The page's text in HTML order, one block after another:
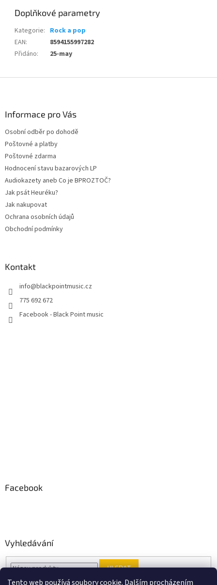
Tento web používá soubory cookie. Dalším procházením
Doplňkové parametry
Kategorie: Rock a pop
EAN:
8594155997282
Přidáno: 25-may
Informace pro Vás
Osobní odběr po dohodě
Poštovné a platby
Poštovné zdarma
Hodnocení stavu bazarových LP
Audiokazety aneb Co je BPROZTOČ?
Jak psát Heuréku?
Jak nakupovat
Ochrana osobních údajů
Obchodní podmínky
Kontakt
info@blackpointmusic.cz
775 692 672
Facebook - Black Point music
Facebook
Vyhledávání
HLEDAT